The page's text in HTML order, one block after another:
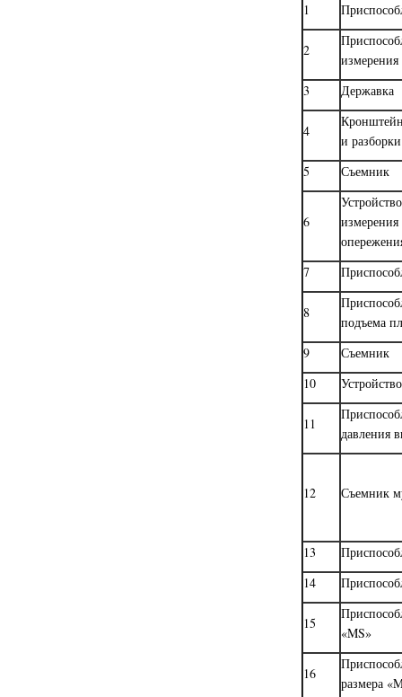
1
2
3
Державка
4
и
5
Съемник
6
7
8
подъема
9
Съемник
10
11
давления
12 Съемник
13
14
15
«MS»
16
размера